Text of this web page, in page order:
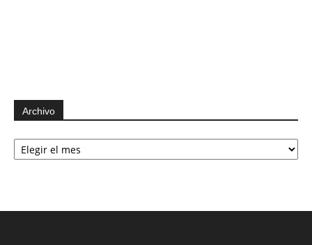
Archivo
Archivo